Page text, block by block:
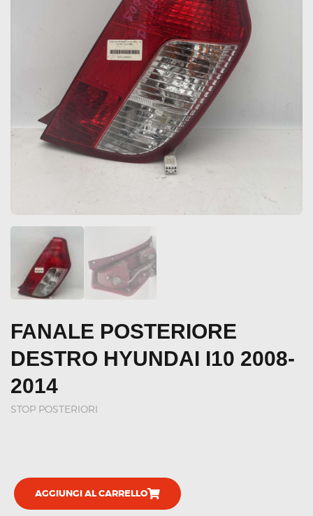
FANALE POSTERIORE
DESTRO HYUNDAI I10 2008-
2014
STOP POSTERIORI
AGGIUNGI AL CARRELLO